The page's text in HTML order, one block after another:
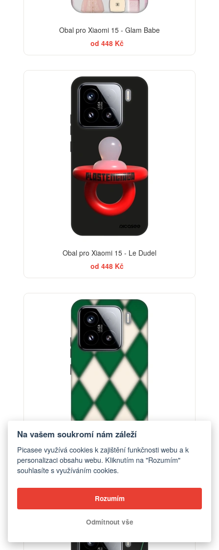
Obal pro Xiaomi 15 - Glam Babe
od 448 Kč
Obal pro Xiaomi 15 - Le Dudel
od 448 Kč
Obal pro Xiaomi 15 - Emerald Diamond
od 448 Kč
Na vašem soukromí nám záleží
Picasee využívá cookies k zajištění funkčnosti webu a k
personalizaci obsahu webu. Kliknutím na "Rozumím"
souhlasíte s využíváním cookies.
Rozumím
Odmítnout vše